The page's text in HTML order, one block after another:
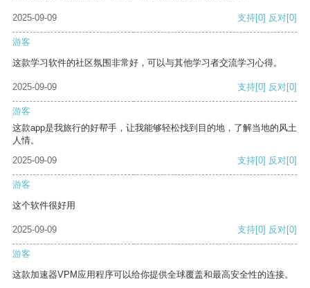
2025-09-09 支持[0] 反对[0]
游客
这款学习软件的社区氛围非常好，可以与其他学习者交流学习心得。
2025-09-09 支持[0] 反对[0]
游客
这款app是我旅行的好帮手，让我能够轻松找到目的地，了解当地的风土
人情。
2025-09-09
支持[0] 反对[0]
游客
这个软件很好用
2025-09-09 支持[0] 反对[0]
游客
这款加速器VPM应用程序可以给你提供全球覆盖和最高安全性的连接。